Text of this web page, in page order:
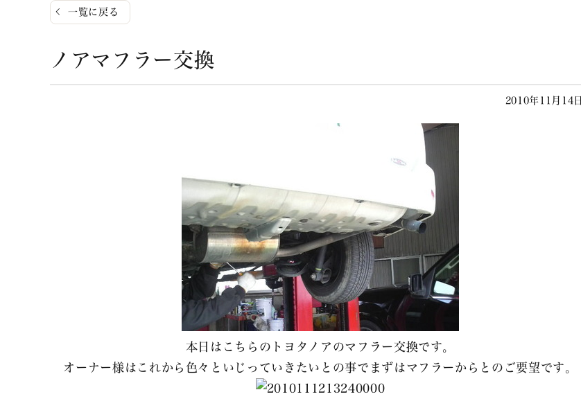
一覧に戻る
ノアマフラー交換
2010年11月14日
本日はこちらのトヨタノアのマフラー交換です。
オーナー様はこれから色々といじっていきたいとの事でまずはマフラーからとのご要望です。